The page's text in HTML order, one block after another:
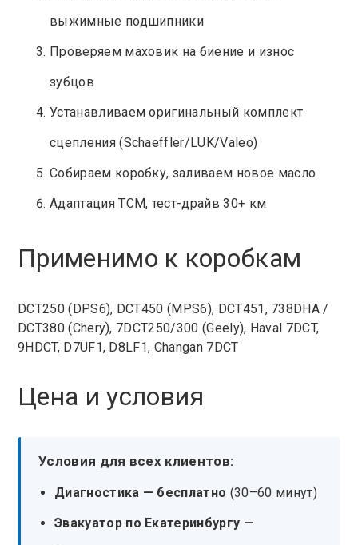
выжимные подшипники
Проверяем маховик на биение и износ
зубцов
Устанавливаем оригинальный комплект
сцепления (Schaeffler/LUK/Valeo)
Собираем коробку, заливаем новое масло
Адаптация TCM, тест-драйв 30+ км
Применимо к коробкам
DCT250 (DPS6), DCT450 (MPS6), DCT451, 738DHA /
DCT380 (Chery), 7DCT250/300 (Geely), Haval 7DCT,
9HDCT, D7UF1, D8LF1, Changan 7DCT
Цена и условия
Условия для всех клиентов:
Диагностика — бесплатно (30–60 минут)
Эвакуатор по Екатеринбургу —